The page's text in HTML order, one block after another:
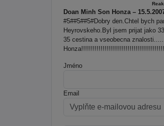
Doan Minh Son Honza –
#5##5##5#Dobry den.Chtel bych
Heyrovskeho.Byl jsem prijat jako
35 cestina a vseobecna
Jméno
Email